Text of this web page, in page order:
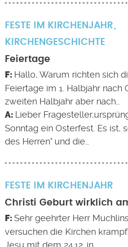
FESTE IM KIRCHENJAHR
KIRCHENGESCHICHTE
Feiertage
Hallo, Warum richten sich
Feiertage im 1. Halbjahr nach
zweiten Halbjahr aber nach…
Lieber
Sonntag ein Osterfest. Es ist,
des Herren" und die…
FESTE IM KIRCHENJAHR
Christi Geburt wirklich
Sehr geehrter Herr
versuchen die Kirchen
Jesu mit dem 24.12. in…